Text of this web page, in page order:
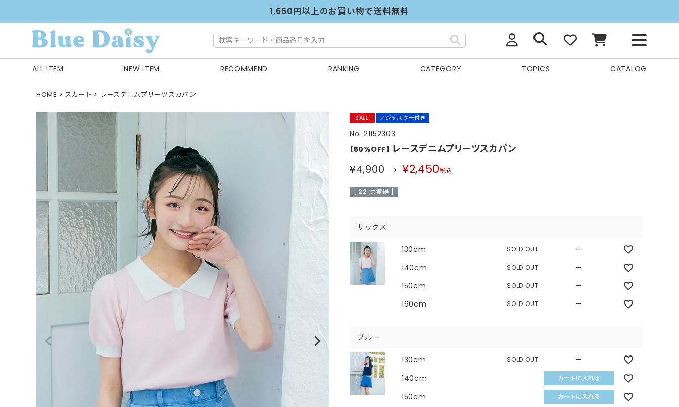
1,650円以上のお買い物で送料無料
ALL ITEM NEW ITEM RECOMMEND RANKING CATEGORY TOPICS CATALOG
HOME スカート レースデニムプリーツスカパン
SALE アジャスター付き
21152303
【50%OFF】 レースデニムプリーツスカパン
¥4,900 ¥2,450税込
22 pt獲得 ]
サックス
130cm SOLD OUT
—
140cm
SOLD OUT
—
150cm
SOLD OUT
—
160cm
SOLD OUT —
ブルー
130cm SOLD OUT
—
140cm
カートに入れる
150cm カートに入れる